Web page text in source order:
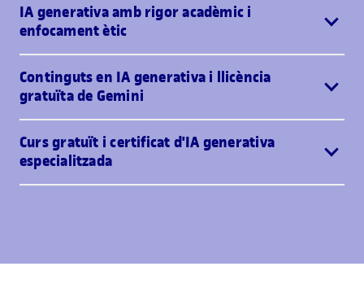
IA generativa amb rigor acadèmic i
enfocament ètic
Continguts en IA generativa i llicència
gratuïta de Gemini
Curs gratuït i certificat d'IA generativa
especialitzada